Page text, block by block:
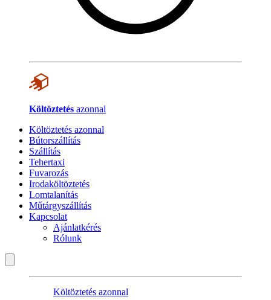
Költöztetés azonnal
Költöztetés azonnal
Bútorszállítás
Szállítás
Tehertaxi
Fuvarozás
Irodaköltöztetés
Lomtalanítás
Műtárgyszállítás
Kapcsolat
Ajánlatkérés
Rólunk
Költöztetés azonnal